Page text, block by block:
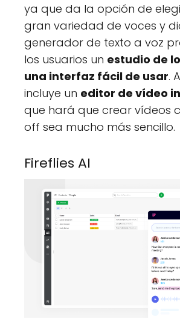
ya que da la opción de
gran variedad de voces y
generador de texto a voz
los usuarios un estudio de
una interfaz fácil de usar.
incluye un editor de vídeo
que hará que crear vídeos
off sea mucho más sencillo.
Fireflies AI